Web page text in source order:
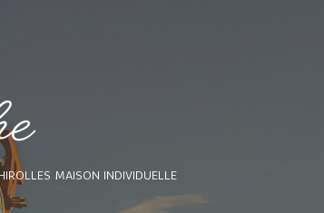
e MAISON INDIVIDUELLE